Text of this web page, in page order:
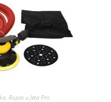
Rupes и Jeta Pro